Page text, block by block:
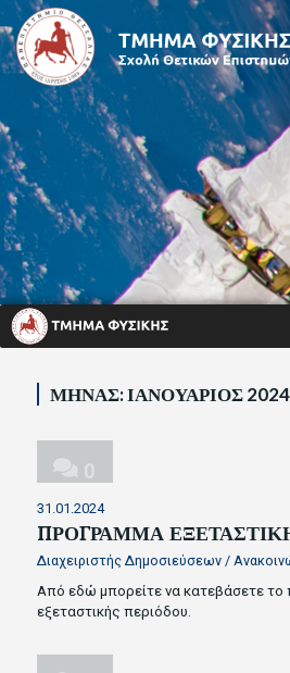
ΜΉΝΑΣ:ΙΑΝΟΥΆΡΙΟΣ 2024
0
31.01.2024
ΠΡΟΓΡΑΜΜΑ
Διαχειριστής Δημοσιεύσεων /
Από εδώ μπορείτε να κατεβάσετε το
εξεταστικής περιόδου.